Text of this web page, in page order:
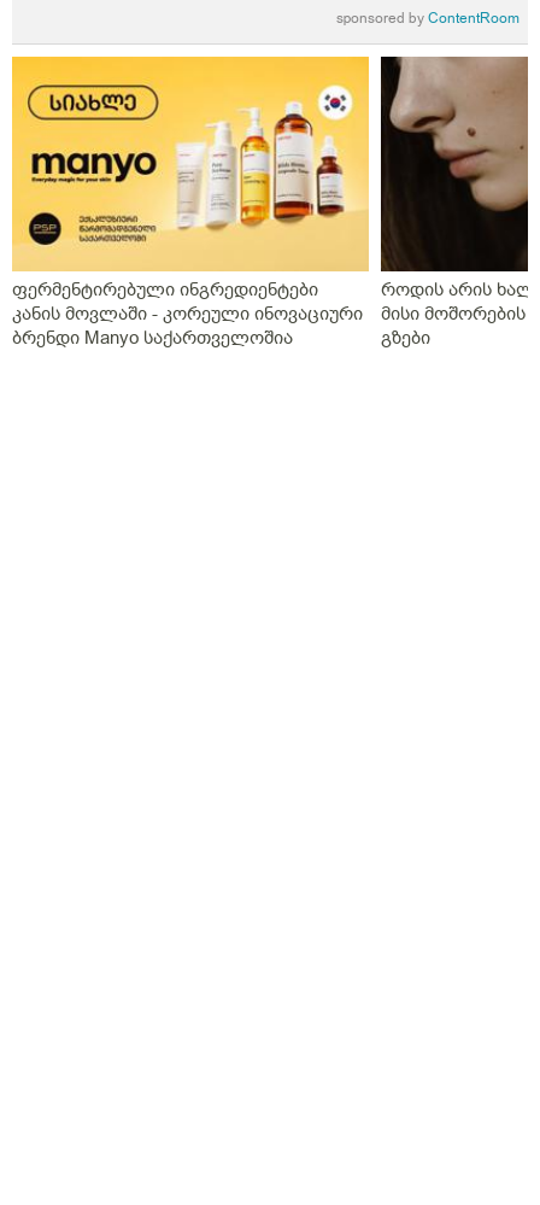
sponsored byContentRoom
ფერმენტირებული ინგრედიენტები
კანის მოვლაში - კორეული ინოვაციური
ბრენდი Manyo საქართველოშია
როდის არის
მისი მოშორების
გზები